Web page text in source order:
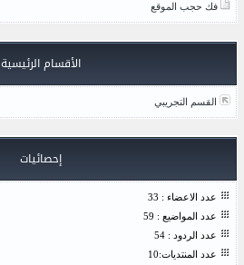
فك حجب الموقع
الأقسام الرئيسية
القسم التجريبي
إحصائيات
عدد الاعضاء : 33
عدد المواضيع : 59
عدد الردود : 54
عدد المنتديات:10